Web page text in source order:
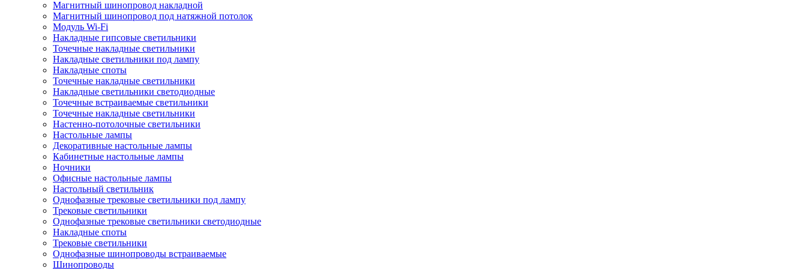
Магнитный шинопровод накладной
Магнитный шинопровод под натяжной потолок
Модуль Wi-Fi
Накладные гипсовые светильники
Точечные накладные светильники
Накладные светильники под лампу
Накладные споты
Точечные накладные светильники
Накладные светильники светодиодные
Точечные встраиваемые светильники
Точечные накладные светильники
Настенно-потолочные светильники
Настольные лампы
Декоративные настольные лампы
Кабинетные настольные лампы
Ночники
Офисные настольные лампы
Настольный светильник
Однофазные трековые светильники под лампу
Трековые светильники
Однофазные трековые светильники светодиодные
Накладные споты
Трековые светильники
Однофазные шинопроводы встраиваемые
Шинопроводы